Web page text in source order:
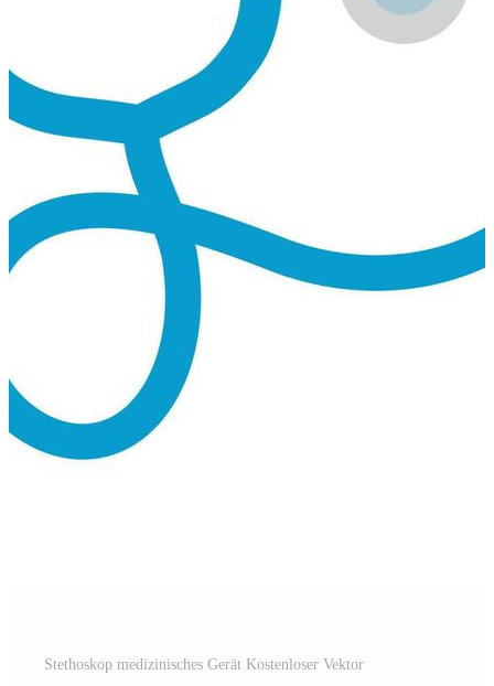
Stethoskop medizinisches Gerät Kostenloser Vektor